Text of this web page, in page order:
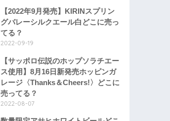
【2022年9月発売】KIRINスプリン
グバレーシルクエール白どこに売っ
てる？
2022-09-19
【サッポロ伝説のホップソラチエー
ス使用】8月16日新発売ホッピンガ
レージ〈Thanks＆Cheers!〉どこに
売ってる？
2022-08-07